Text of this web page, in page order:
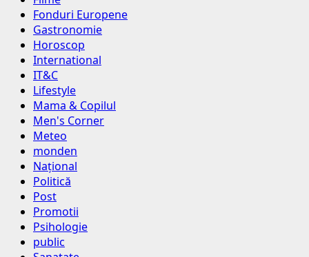
Fonduri Europene
Gastronomie
Horoscop
International
IT&C
Lifestyle
Mama & Copilul
Men's Corner
Meteo
monden
Național
Politică
Post
Promotii
Psihologie
public